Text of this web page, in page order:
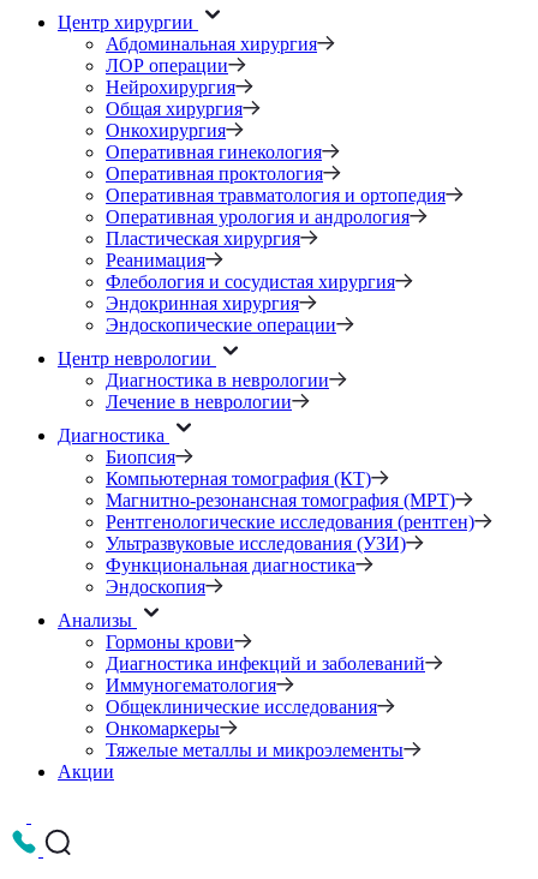
Центр хирургии
Абдоминальная хирургия
ЛОР операции
Нейрохирургия
Общая хирургия
Онкохирургия
Оперативная гинекология
Оперативная проктология
Оперативная травматология и ортопедия
Оперативная урология и андрология
Пластическая хирургия
Реанимация
Флебология и сосудистая хирургия
Эндокринная хирургия
Эндоскопические операции
Центр неврологии
Диагностика в неврологии
Лечение в неврологии
Диагностика
Биопсия
Компьютерная томография (КТ)
Магнитно-резонансная томография (МРТ)
Рентгенологические исследования (рентген)
Ультразвуковые исследования (УЗИ)
Функциональная диагностика
Эндоскопия
Анализы
Гормоны крови
Диагностика инфекций и заболеваний
Иммуногематология
Общеклинические исследования
Онкомаркеры
Тяжелые металлы и микроэлементы
Акции